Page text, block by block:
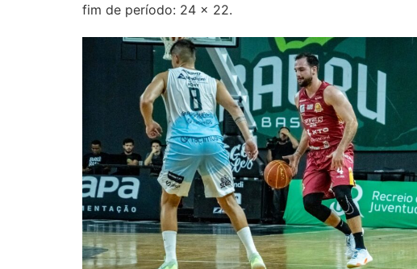
fim de período: 24 x 22.